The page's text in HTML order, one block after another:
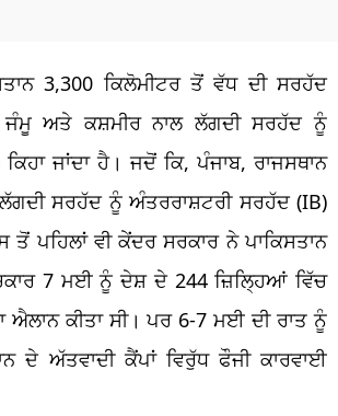
3,300 ਕਿਲੋਮੀਟਰ ਤੋਂ ਵੱਧ ਦੀ ਸਰਹੱਦ
ਜੰਮੂ ਅਤੇ ਕਸ਼ਮੀਰ ਨਾਲ ਲੱਗਦੀ ਸਰਹੱਦ ਨੂੰ
ਜਾਂਦਾ ਹੈ। ਜਦੋਂ ਕਿ, ਪੰਜਾਬ, ਰਾਜਸਥਾਨ
ਸਰਹੱਦ ਨੂੰ ਅੰਤਰਰਾਸ਼ਟਰੀ ਸਰਹੱਦ (IB)
ਤੋਂ ਪਹਿਲਾਂ ਵੀ ਕੇਂਦਰ ਸਰਕਾਰ ਨੇ ਪਾਕਿਸਤਾਨ
7 ਮਈ ਨੂੰ ਦੇਸ਼ ਦੇ 244 ਜ਼ਿਲ੍ਹਿਆਂ ਵਿੱਚ
ਐਲਾਨ ਕੀਤਾ ਸੀ। ਪਰ 6-7 ਮਈ ਦੀ ਰਾਤ ਨੂੰ
ਦੇ ਅੱਤਵਾਦੀ ਕੈਂਪਾਂ ਵਿਰੁੱਧ ਫੌਜੀ ਕਾਰਵਾਈ